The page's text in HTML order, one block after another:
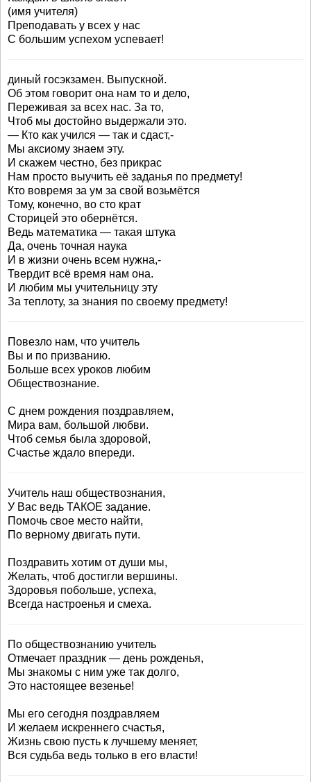
(имя учителя)
Преподавать у всех у нас
С большим успехом успевает!
диный госэкзамен. Выпускной.
Об этом говорит она нам то и дело,
Переживая за всех нас. За то,
Чтоб мы достойно выдержали это.
— Кто как учился — так и сдаст,-
Мы аксиому знаем эту.
И скажем честно, без прикрас
Нам просто выучить её заданья по предмету!
Кто вовремя за ум за свой возьмётся
Тому, конечно, во сто крат
Сторицей это обернётся.
Ведь математика — такая штука
Да, очень точная наука
И в жизни очень всем нужна,-
Твердит всё время нам она.
И любим мы учительницу эту
За теплоту, за знания по своему предмету!
Повезло нам, что учитель
Вы и по призванию.
Больше всех уроков любим
Обществознание.
С днем рождения поздравляем,
Мира вам, большой любви.
Чтоб семья была здоровой,
Счастье ждало впереди.
Учитель наш обществознания,
У Вас ведь ТАКОЕ задание.
Помочь свое место найти,
По верному двигать пути.
Поздравить хотим от души мы,
Желать, чтоб достигли вершины.
Здоровья побольше, успеха,
Всегда настроенья и смеха.
По обществознанию учитель
Отмечает праздник — день рожденья,
Мы знакомы с ним уже так долго,
Это настоящее везенье!
Мы его сегодня поздравляем
И желаем искреннего счастья,
Жизнь свою пусть к лучшему меняет,
Вся судьба ведь только в его власти!